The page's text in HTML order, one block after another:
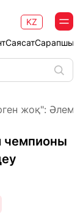
Саясат
KZ
жоқ": Әлем
чемпионы